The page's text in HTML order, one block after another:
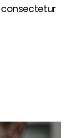
consectetur